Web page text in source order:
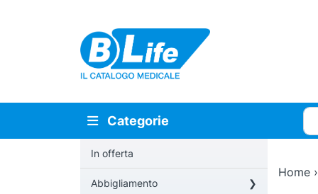
Vai al contenuto principale
Categorie
In offerta
Abbigliamento
Home